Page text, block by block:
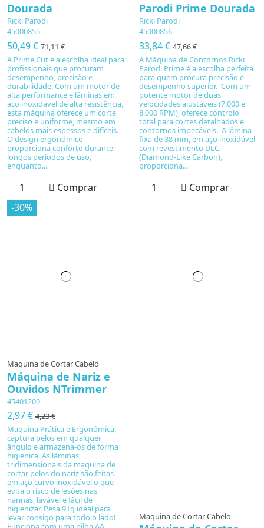
Dourada
Ricki Parodi
45000855
50,49 € 71,11 €
A Prime Cut é a escolha ideal para
profissionais que procuram
desempenho, precisão e
durabilidade. Com um motor de
alta performance e lâminas em
aço inoxidável de alta resistência,
esta máquina oferece um corte
preciso e uniforme, mesmo em
cabelos mais espessos e difíceis.
O design ergonómico
proporciona conforto durante
longos períodos de uso,
enquanto...
Comprar
Parodi Prime Dourada
Ricki Parodi
45000856
33,84 € 47,66 €
A Máquina de Contornos Ricki
Parodi Prime é a escolha perfeita
para quem procura precisão e
desempenho superior. Com um
potente motor de duas
velocidades ajustáveis (7.000 e
8.000 RPM), oferece controlo
total para cortes detalhados e
contornos impecáveis. A lâmina
fixa de 38 mm, em aço inoxidável
com revestimento DLC
(Diamond-Like Carbon),
proporciona...
Comprar
-30%
Maquina de Cortar Cabelo
Máquina de Nariz e
Ouvidos NTrimmer
45401200
2,97 € 4,23 €
Maquina Prática e Ergonómica,
captura pelos em qualquer
ângulo e armazena-os de forma
higiénica. As lâminas
tridimensionais da maquina de
cortar pelos do nariz são feitas
em aço curvo inoxidável o que
evita o risco de lesões nas
narinas, lavável e fácil de
higienizar. Pesa 91g ideal para
levar consigo para todo o lado!
Maquina de Cortar Cabelo